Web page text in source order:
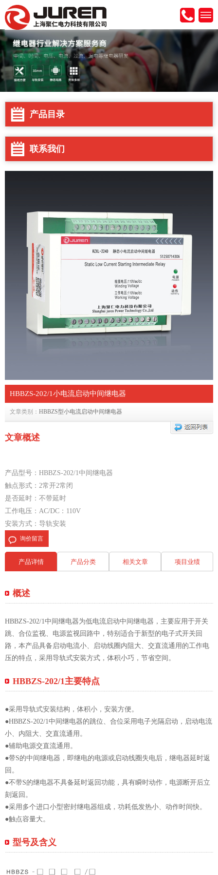
产品目录
联系我们
HBBZS-202/1小电流启动中间继电器
文章类别： HBBZS型小电流启动中间继电器
文章概述
产品型号：HBBZS-202/1中间继电器
触点形式：2常开2常闭
是否延时：不带延时
工作电压：AC/DC：110V
安装方式：导轨安装
询价留言
产品详情 产品分类 相关文章 项目业绩
概述
HBBZS-202/1中间继电器为低电流启动中间继电器，主要应用于开关
跳、合位监视、电源监视回路中，特别适合于新型的电子式开关回
路，本产品具备启动电流小、启动线圈内阻大、交直流通用的工作电
压的特点，采用导轨式安装方式，体积小巧，节省空间。
HBBZS-202/1主要特点
●采用导轨式安装结构，体积小，安装方便。
●HBBZS-202/1中间继电器的跳位、合位采用电子光隔启动，启动电流
小、内阻大、交直流通用。
●辅助电源交直流通用。
●带S的中间继电器，即继电的电源或启动线圈失电后，继电器延时返
回。
●不带S的继电器不具备延时返回功能，具有瞬时动作，电源断开后立
刻返回。
●采用多个进口小型密封继电器组成，功耗低发热小、动作时间快。
●触点容量大。
型号及含义